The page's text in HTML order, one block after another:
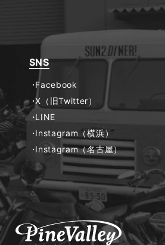
SNS
Facebook
X（旧Twitter）
LINE
Instagram（横浜）
Instagram（名古屋）